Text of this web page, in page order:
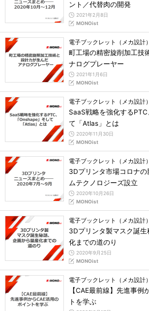
ント／代替肉の開発
2021年2月8日
MONOist
電子ブックレット（メカ設計
町工場の精密旋削加工技
ナログプレーヤー
2021年1月6日
MONOist
電子ブックレット（メカ設計
SaaS戦略を強化する
て「Atlas」とは
2020年11月30日
MONOist
電子ブックレット（メカ設計
3Dプリンタ市場コロナ
ムテクノロジーズ設立
2020年10月26日
MONOist
電子ブックレット（メカ設計
3Dプリンタ製マスク誕
化までの道のり
2020年9月25日
MONOist
電子ブックレット（メカ設計
【CAE最前線】先進事例
トを学ぶ